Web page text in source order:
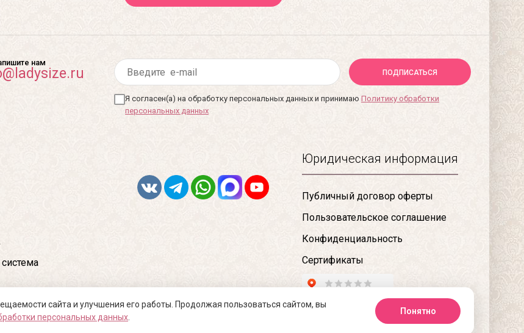
нам
ПОДПИСАТЬСЯ
Я согласен(а) на обработку персональных данных и принимаю Политику обработки
персональных данных
Юридическая информация
Публичный договор оферты
Пользовательское соглашение
Конфиденциальность
Сертификаты
сайта и улучшения его работы. Продолжая пользоваться сайтом, вы
персональных данных
Понятно